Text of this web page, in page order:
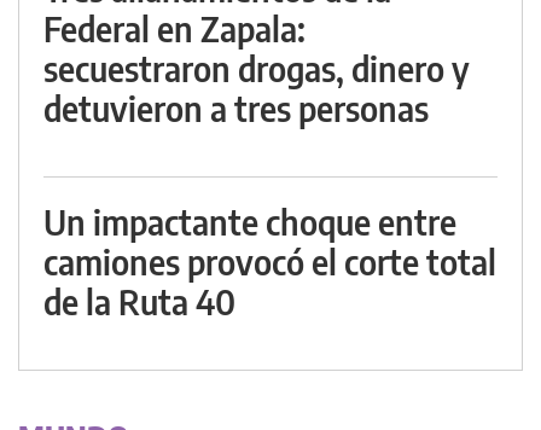
Federal en Zapala:
secuestraron drogas, dinero y
detuvieron a tres personas
Un impactante choque entre
camiones provocó el corte total
de la Ruta 40